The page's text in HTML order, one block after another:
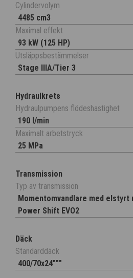
Cylindervolym
4485 cm3
Maximal effekt
93 kW (125 HP)
Utsläppsbestämmelser
Stage IIIA/Tier 3
Hydraulkrets
Hydraulpumpens flödeshastighet
190 l/min
Maximalt arbetstryck
25 MPa
Transmission
Typ av transmission
Momentomvandlare med
Power Shift EVO2
Däck
Standarddäck
400/70x24"""